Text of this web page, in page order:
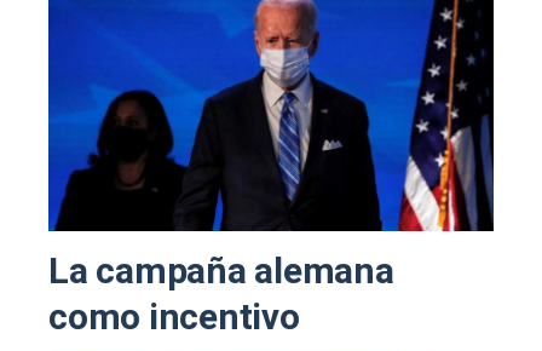
La campaña alemana
como incentivo